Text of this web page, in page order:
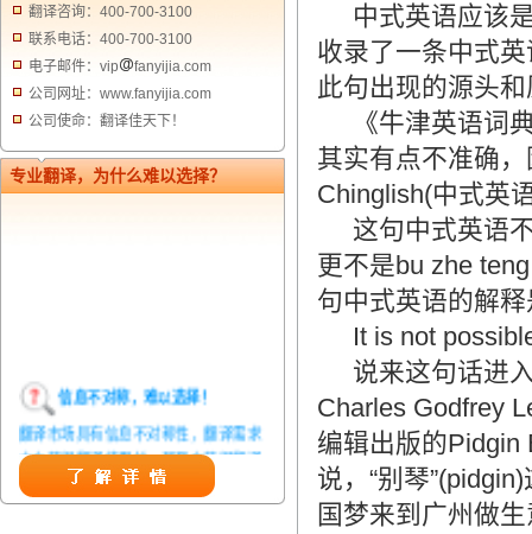
翻译咨询：400-700-3100
联系电话：400-700-3100
电子邮件：vip
fanyijia.com
公司网址：www.fanyijia.com
公司使命：翻译佳天下！
专业翻译，为什么难以选择？
信息不对称，难以选择！
翻译市场具有信息不对称性，翻译需求
方在获得翻译结果前，甚至在获得翻译
结果后，都无法准确判定翻译质量。从
而给劣质翻译者提供了一定生存条件，
中式英语应该
收录了一条中式
此句出现的源头
《牛津英语词
其实有点不准确
Chinglish(中式英
这句中式英语
更不是bu zhe
句中式英语的解
It is not
说来这句话进
Charles Godfrey
编辑出版的Pidgin
说，“别琴
国梦来到广州做